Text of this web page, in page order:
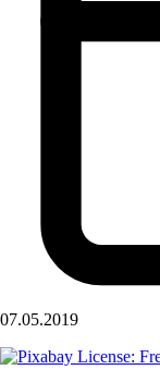
07.05.2019